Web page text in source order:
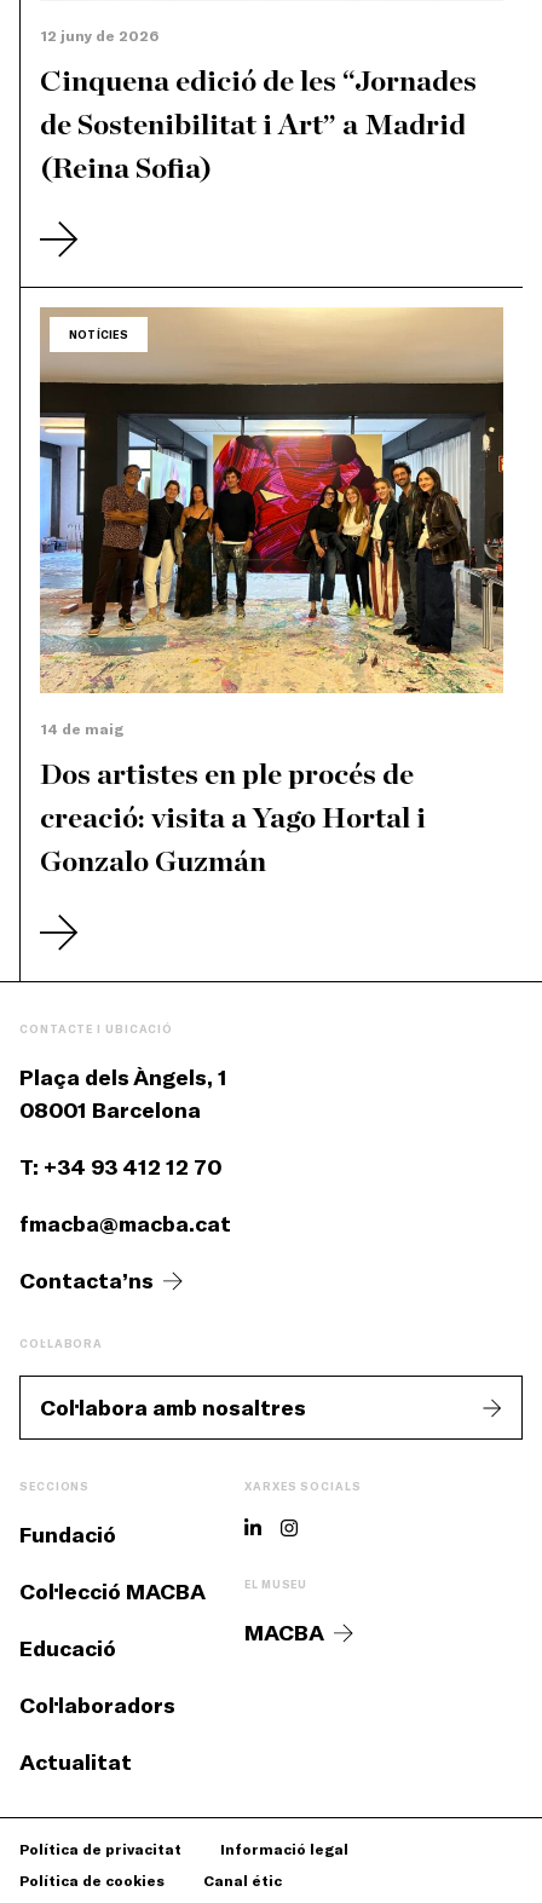
12 juny de 2026
Cinquena edició de les “Jornades
de Sostenibilitat i Art” a Madrid
(Reina Sofia)
NOTÍCIES
14 de maig
Dos artistes en ple procés de
creació: visita a Yago Hortal i
Gonzalo Guzmán
CONTACTE I UBICACIÓ
Plaça dels Àngels, 1
08001 Barcelona
T: +34 93 412 12 70
fmacba@macba.cat
Contacta’ns
COL·LABORA
Col·labora amb nosaltres
SECCIONS
Fundació
Col·lecció MACBA
Educació
Col·laboradors
Actualitat
XARXES SOCIALS
EL MUSEU
MACBA
Política de privacitat
Informació legal
Política de cookies
Canal étic